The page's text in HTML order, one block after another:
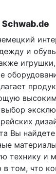
Schwab.de
и
Вы
технику и
том, что